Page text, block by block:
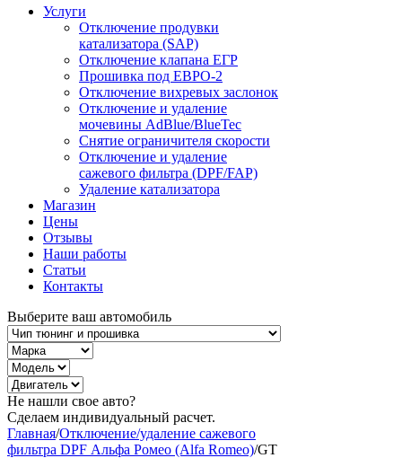
Услуги
Отключение продувки
катализатора (SAP)
Отключение клапана ЕГР
Прошивка под ЕВРО-2
Отключение вихревых заслонок
Отключение и удаление
мочевины AdBlue/BlueTec
Снятие ограничителя скорости
Отключение и удаление
сажевого фильтра (DPF/FAP)
Удаление катализатора
Магазин
Цены
Отзывы
Наши работы
Статьи
Контакты
Выберите ваш автомобиль
Не нашли свое авто?
Сделаем индивидуальный расчет.
Главная/Отключение/удаление сажевого
фильтра DPF Альфа Ромео (Alfa Romeo)/GT